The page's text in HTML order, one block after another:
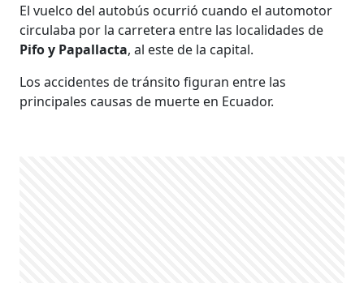
El vuelco del autobús ocurrió cuando el automotor
circulaba por la carretera entre las localidades de
Pifo y Papallacta, al este de la capital.
Los accidentes de tránsito figuran entre las
principales causas de muerte en Ecuador.